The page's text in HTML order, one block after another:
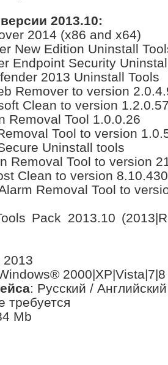
2013.10:
2014 (x86 and x64)
New Edition Uninstall
Endpoint Security
2013 Uninstall Tools
Remover to version
Clean to version
Removal Tool 1.0.0.26
Tool to version
Uninstall tools
Removal Tool to version
Clean to version
Removal Tool to
Pack 2013.10
2013
: Русский / Английский
требуется
Mb